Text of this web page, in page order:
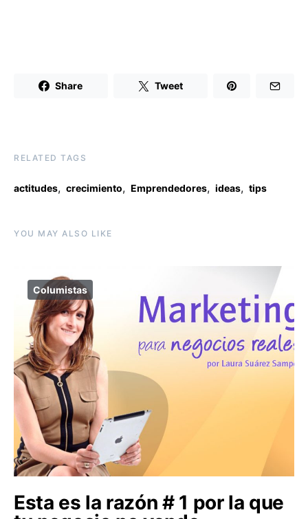
Share Tweet
RELATED TAGS
actitudes, crecimiento, Emprendedores, ideas, tips
YOU MAY ALSO LIKE
Columistas
Esta es la razón # 1 por la que